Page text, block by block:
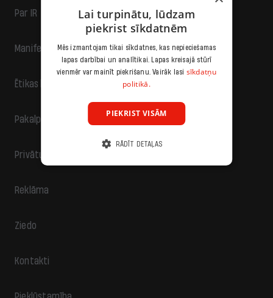
Par IR
Manifests
Ētikas kodekss
Pakalpojumu sniegšanas noteikumi
Privātuma politika
Reklāma
Ziedo
Kontakti
Lai turpinātu, lūdzam
piekrist sīkdatnēm
Mēs izmantojam tikai sīkdatnes, kas nepieciešamas
lapas darbībai un analītikai. Lapas kreisajā stūrī
vienmēr var mainīt piekrišanu. Vairāk lasi sīkdatņu
politikā.
PIEKRIST VISĀM
RĀDĪT DETAĻAS